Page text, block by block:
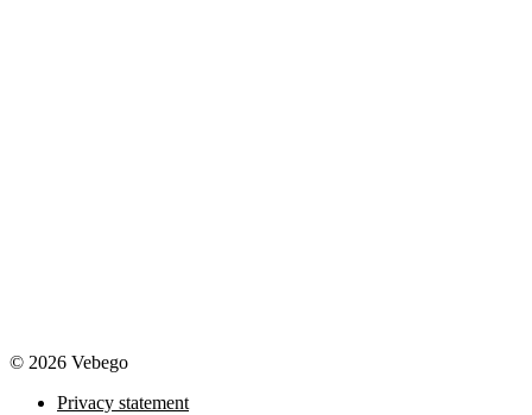
© 2026 Vebego
Privacy statement